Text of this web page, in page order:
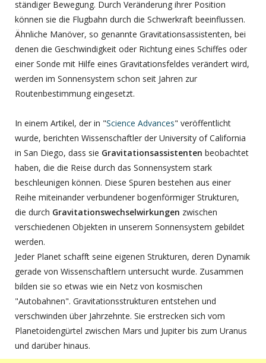
ständiger Bewegung. Durch Veränderung ihrer Position
können sie die Flugbahn durch die Schwerkraft beeinflussen.
Ähnliche Manöver, so genannte Gravitationsassistenten, bei
denen die Geschwindigkeit oder Richtung eines Schiffes oder
einer Sonde mit Hilfe eines Gravitationsfeldes verändert wird,
werden im Sonnensystem schon seit Jahren zur
Routenbestimmung eingesetzt.
In einem Artikel, der in "Science Advances" veröffentlicht
wurde, berichten Wissenschaftler der University of California
in San Diego, dass sie Gravitationsassistenten beobachtet
haben, die die Reise durch das Sonnensystem stark
beschleunigen können. Diese Spuren bestehen aus einer
Reihe miteinander verbundener bogenförmiger Strukturen,
die durch Gravitationswechselwirkungen zwischen
verschiedenen Objekten in unserem Sonnensystem gebildet
werden.
Jeder Planet schafft seine eigenen Strukturen, deren Dynamik
gerade von Wissenschaftlern untersucht wurde. Zusammen
bilden sie so etwas wie ein Netz von kosmischen
"Autobahnen". Gravitationsstrukturen entstehen und
verschwinden über Jahrzehnte. Sie erstrecken sich vom
Planetoidengürtel zwischen Mars und Jupiter bis zum Uranus
und darüber hinaus.